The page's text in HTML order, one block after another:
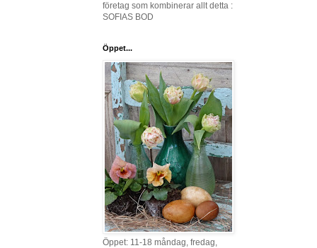
företag som kombinerar allt detta :
SOFIAS BOD
Öppet...
Öppet: 11-18 måndag, fredag,